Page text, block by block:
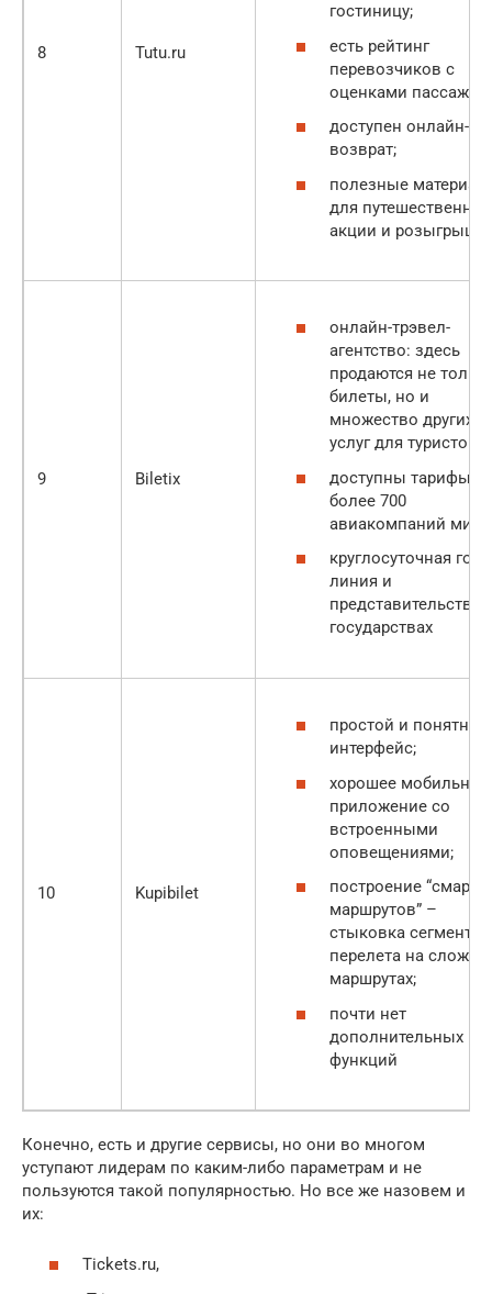
8 Tutu.ru
гостиницу;
есть рейтинг
перевозчиков с
оценками
доступен онлайн-
возврат;
полезные
для
акции и розыгрыши
9 Biletix
онлайн-трэвел-
агентство: здесь
продаются не
билеты, но и
множество других
услуг для туристов;
доступны тарифы
более 700
авиакомпаний мира;
круглосуточная
линия и
представительства
государствах
10 Kupibilet
простой и понятный
интерфейс;
хорошее мобильное
приложение со
встроенными
оповещениями;
построение “смарт-
маршрутов” –
стыковка сегментов
перелета на
маршрутах;
почти нет
дополнительных
функций
Конечно, есть и другие сервисы, но они во многом
уступают лидерам по каким-либо параметрам и не
пользуются такой популярностью. Но все же назовем и
их:
Tickets.ru,